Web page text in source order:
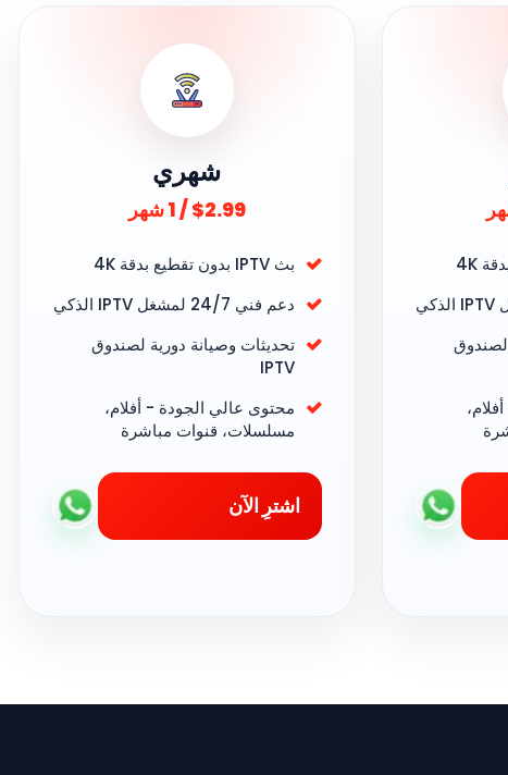
شهري
$2.99 / 1 شهر
بث IPTV بدون تقطيع بدقة 4K
دعم فني 24/7 لمشغل IPTV الذكي
تحديثات وصيانة دورية لصندوق
IPTV
محتوى عالي الجودة - أفلام،
مسلسلات، قنوات مباشرة
اشترِ الآن
لصندوق